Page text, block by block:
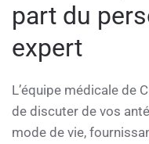
part du
expert
L’équipe médicale de
de discuter de vos
mode de vie,